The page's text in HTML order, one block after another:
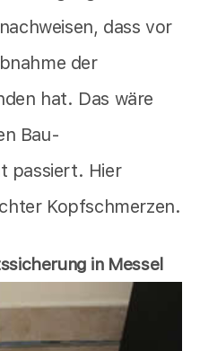
dass vor
der
hat. Das wäre
Bau-
passiert. Hier
Kopfschmerzen.
in Messel